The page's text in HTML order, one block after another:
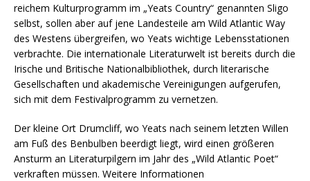
reichem Kulturprogramm im „Yeats Country“ genannten Sligo
selbst, sollen aber auf jene Landesteile am Wild Atlantic Way
des Westens übergreifen, wo Yeats wichtige Lebensstationen
verbrachte. Die internationale Literaturwelt ist bereits durch die
Irische und Britische Nationalbibliothek, durch literarische
Gesellschaften und akademische Vereinigungen aufgerufen,
sich mit dem Festivalprogramm zu vernetzen.
Der kleine Ort Drumcliff, wo Yeats nach seinem letzten Willen
am Fuß des Benbulben beerdigt liegt, wird einen größeren
Ansturm an Literaturpilgern im Jahr des „Wild Atlantic Poet“
verkraften müssen. Weitere Informationen